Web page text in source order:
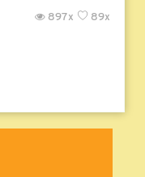
89x
897x